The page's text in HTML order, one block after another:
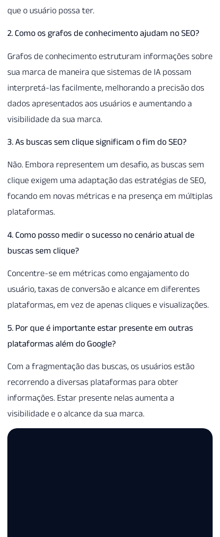
que o usuário possa ter.
2. Como os grafos de conhecimento ajudam no SEO?
Grafos de conhecimento estruturam informações sobre
sua marca de maneira que sistemas de IA possam
interpretá-las facilmente, melhorando a precisão dos
dados apresentados aos usuários e aumentando a
visibilidade da sua marca.
3. As buscas sem clique significam o fim do SEO?
Não. Embora representem um desafio, as buscas sem
clique exigem uma adaptação das estratégias de SEO,
focando em novas métricas e na presença em múltiplas
plataformas.
4. Como posso medir o sucesso no cenário atual de
buscas sem clique?
Concentre-se em métricas como engajamento do
usuário, taxas de conversão e alcance em diferentes
plataformas, em vez de apenas cliques e visualizações.
5. Por que é importante estar presente em outras
plataformas além do Google?
Com a fragmentação das buscas, os usuários estão
recorrendo a diversas plataformas para obter
informações. Estar presente nelas aumenta a
visibilidade e o alcance da sua marca.